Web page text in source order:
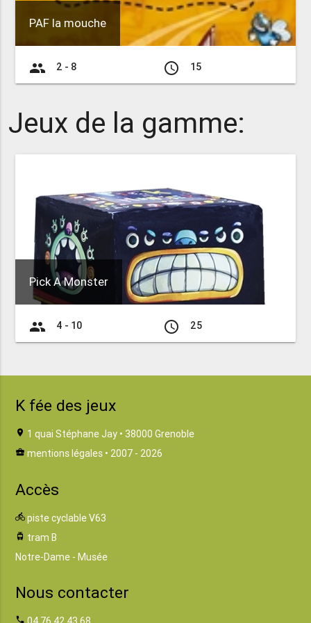
PAF la mouche
group 2 - 8 access_time 15
Jeux de la gamme:
Pick A Monster
group 4 - 10 access_time 25
K fée des jeux
location_on 1 quai Stéphane Jay • 38000 Grenoble
business_center mentions légales • 2007 - 2026
Accès
directions_bike piste cyclable V63
tram tram B
Notre-Dame - Musée
Nous contacter
phone